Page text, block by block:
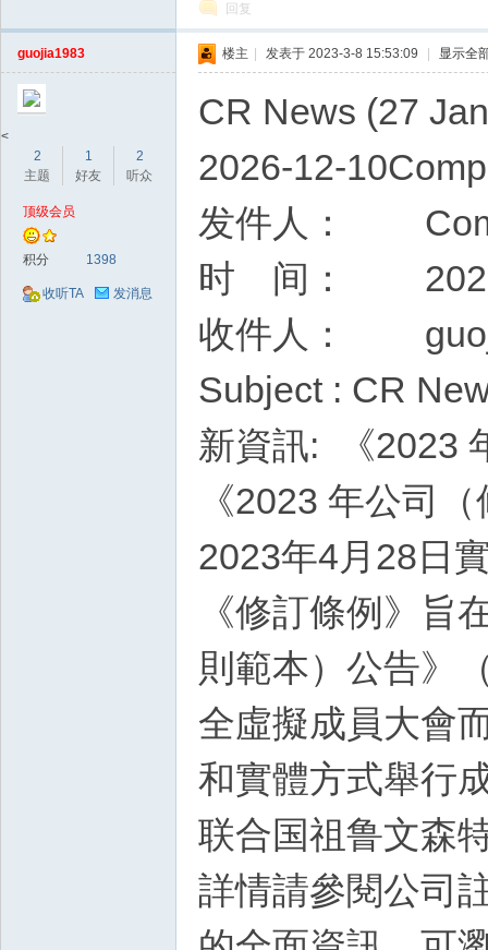
回复
guojia1983
<
2
主题
1
好友
2
听众
顶级会员
积分 1398
收听TA 发消息
楼主 发表于 2023-3-8 15:53:09 显示全
CR News (27
2026-12-
发件人：
时 间： 2026
收件人：
Subject : CR
新資訊: 《2023
《2023 年公司
2023年4月28日
《修訂條例》旨
則範本）公告》
全虛擬成員大會
和實體方式舉行
联合国祖鲁文森
詳情請參閱公司